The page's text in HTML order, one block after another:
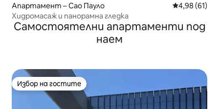
Апартамент – Сао Пауло Средна
4,98 (61)
Хидромасаж и панорамна гледка
Самостоятелни апартаменти под
наем
Избор на гостите
Избор на гостите